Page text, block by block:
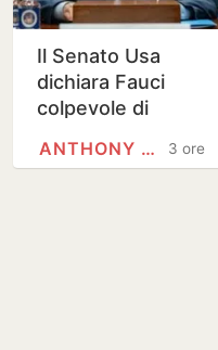
Il Senato Usa
dichiara Fauci
colpevole di
Congresso
3 ore
ANTHONY FAUCI